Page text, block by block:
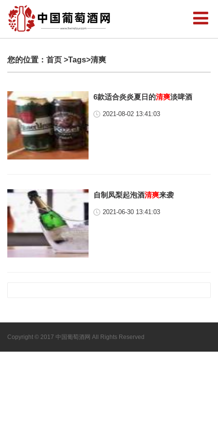
您的位置： 首页 >Tags>清爽
6款适合炎炎夏日的清爽淡啤酒
2021-08-02 13:41:03
自制凤梨起泡酒清爽来袭
2021-06-30 13:41:03
Copyright © 2017 中国葡萄酒网 All Rights Reserved